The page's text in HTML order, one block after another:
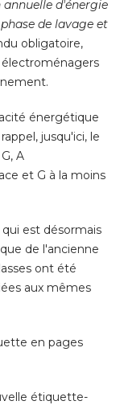
d'énergie
de lavage et
obligatoire,
électroménagers
énergétique
jusqu'ici, le
A
et G à la moins
est désormais
de l'ancienne
ont été
aux mêmes
en pages
étiquette-